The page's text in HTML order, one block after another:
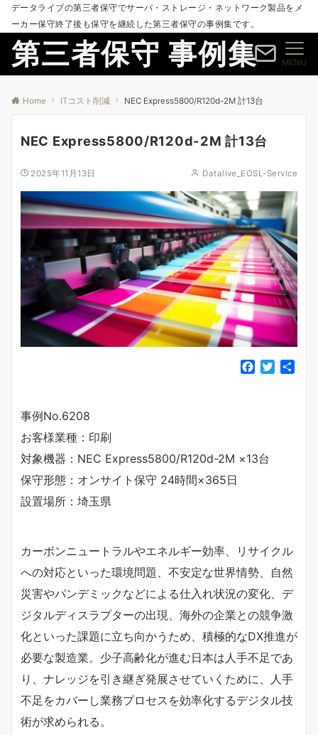
データライブの第三者保守でサーバ・ストレージ・ネットワーク製品をメ
ーカー保守終了後も保守を継続した第三者保守の事例集です。
第三者保守 事例集 MENU
Home ITコスト削減 NEC Express5800/R120d-2M 計13台
NEC Express5800/R120d-2M 計13台
2025年11月13日 Datalive_EOSL-Service
o
k
事例No.6208
お客様業種：印刷
対象機器：NEC Express5800/R120d-2M ×13台
保守形態：オンサイト保守 24時間×365日
設置場所：埼玉県
カーボンニュートラルやエネルギー効率、リサイクル
への対応といった環境問題、不安定な世界情勢、自然
災害やパンデミックなどによる仕入れ状況の変化、デ
ジタルディスラプターの出現、海外の企業との競争激
化といった課題に立ち向かうため、積極的なDX推進が
必要な製造業。少子高齢化が進む日本は人手不足であ
り、ナレッジを引き継ぎ発展させていくために、人手
不足をカバーし業務プロセスを効率化するデジタル技
術が求められる。